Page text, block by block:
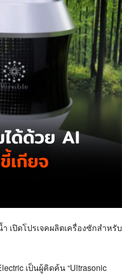
ปิดโปรเจคผลิตเครื่องซักสำหรับ
เป็นผู้คิดค้น “Ultrasonic